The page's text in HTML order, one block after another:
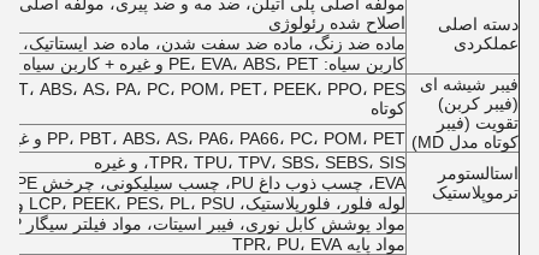
دسته اصلی
عملکردی
اصلاح شده رئولوژی
ماده ضد زنگ، ماده ضد سفت شدن، ماده ضد ایستاتیک،
کاربن سیاه: PE، EVA، ABS، PET و غیره + کاربن سیاه
فیبر شیشه ای
(فیبر کربن)
تقویت (فیبر
کوتاه مدل MD)
کوتاه
PP، PBT، ABS، AS، PA6، PA66، PC، POM، PET و غیره + فیبر کربن بلند یا فیبر کربن کوتاه
استالستومر
ترموپلاستیک
TPR، TPU، TPV، SBS، SEBS، SIS، و غیره
EVA، چسب ذوب داغ PU، چسب سیلیکونی، چرخش UHMWPE
لوله فلور، فلورپلاستیک، LCP، PEEK، PES، PL، PSU و غیره
مواد پوشش کابل نوری، فیبر اسیتات، مواد فیلتر سیگار PP، پلاستیک رسانا
مواد پایه TPR، PU، EVA